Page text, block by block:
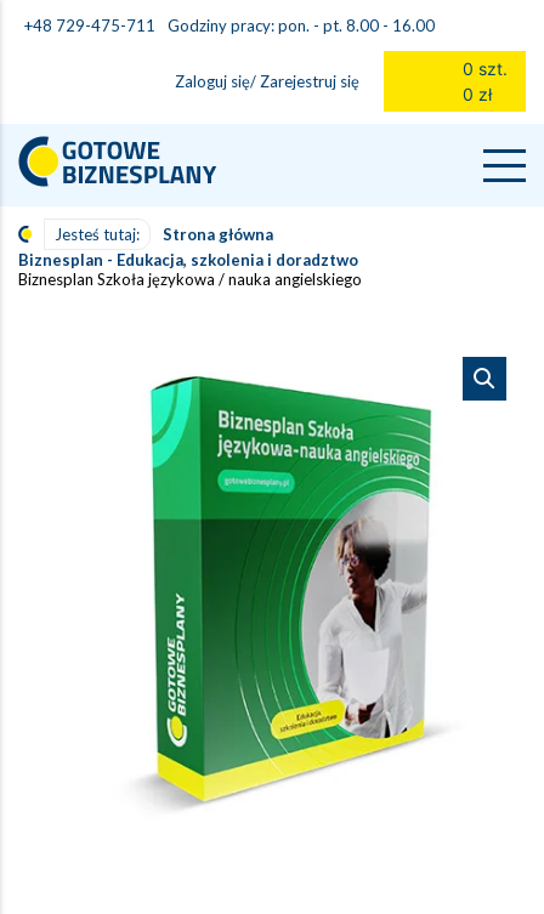
+48 729-475-711 Godziny pracy: pon. - pt. 8.00 - 16.00
Zaloguj się/ Zarejestruj się
0 szt.
0 zł
Jesteś tutaj:
Strona główna
Biznesplan - Edukacja, szkolenia i doradztwo
Biznesplan Szkoła językowa / nauka angielskiego